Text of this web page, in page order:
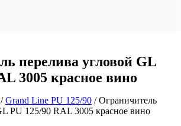
перелива угловой GL
3005 красное вино
/Grand Line РU 125/90 / Ограничитель
PU 125/90 RAL 3005 красное вино